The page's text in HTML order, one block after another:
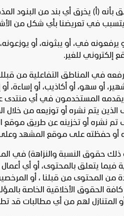
بأنه (أ) يخرق أي بند من البنود
في تعريضنا بأي شكل من
في، أو يبثونه، أو
للغير.
رفعه في المناطق التفاعلية من
أو سهو، أو أكاذيب، أو إساءة،
المستخدمون في أي منتدى
يتم نشره أو توزيعه من خلال
تم نشره أو تخزينه عن
أو حفظته على موقع المشهد
حقوق النسبة والنزاهة) في
يتعلق بالمحتوى، أو أي
المحتوى من قبلنا ، أو المرخصين،
الحقوق الأخلاقية الخاصة
أو المتنازل لهم من أي مطالبات قد